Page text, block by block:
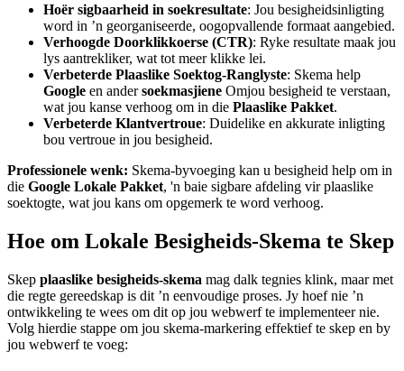
Hoër sigbaarheid in soekresultate: Jou besigheidsinligting
word in ’n georganiseerde, oogopvallende formaat aangebied.
Verhoogde Doorklikkoerse (CTR): Ryke resultate maak jou
lys aantrekliker, wat tot meer klikke lei.
Verbeterde Plaaslike Soektog-Ranglyste: Skema help
Google en andersoekmasjiene Omjou besigheid te verstaan,
wat jou kanse verhoog om in die Plaaslike Pakket.
Verbeterde Klantvertroue: Duidelike en akkurate inligting
bou vertroue in jou besigheid.
Professionele wenk: Skema-byvoeging kan u besigheid help om in
die Google Lokale Pakket, 'n baie sigbare afdeling vir plaaslike
soektogte, wat jou kans om opgemerk te word verhoog.
Hoe om Lokale Besigheids-Skema te Skep
Skep plaaslike besigheids-skema mag dalk tegnies klink, maar met
die regte gereedskap is dit ’n eenvoudige proses. Jy hoef nie ’n
ontwikkeling te wees om dit op jou webwerf te implementeer nie.
Volg hierdie stappe om jou skema-markering effektief te skep en by
jou webwerf te voeg: